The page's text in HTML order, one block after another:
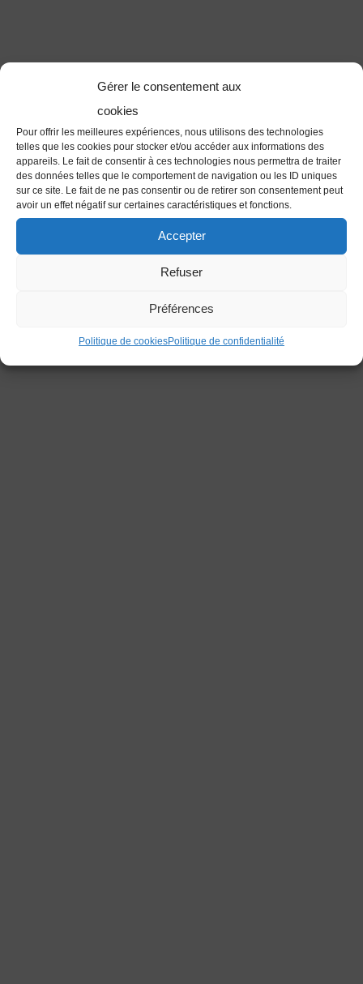
Gérer le consentement aux
cookies
Pour offrir les meilleures expériences, nous utilisons des technologies
telles que les cookies pour stocker et/ou accéder aux informations des
appareils. Le fait de consentir à ces technologies nous permettra de traiter
des données telles que le comportement de navigation ou les ID uniques
sur ce site. Le fait de ne pas consentir ou de retirer son consentement peut
avoir un effet négatif sur certaines caractéristiques et fonctions.
Accepter
Refuser
Préférences
Politique de cookiesPolitique de confidentialité